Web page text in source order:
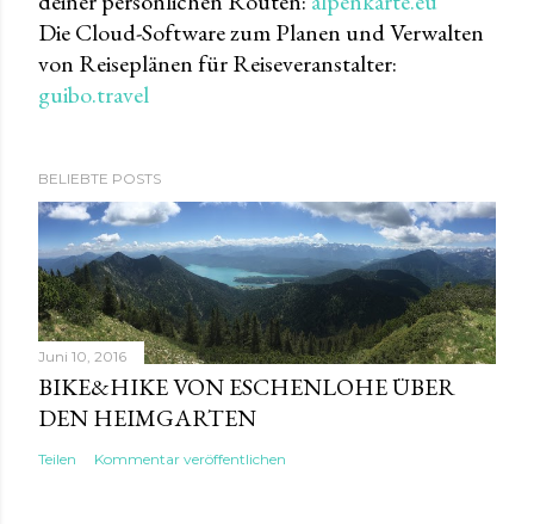
Die Cloud-Software zum Planen und Verwalten
von Reiseplänen für Reiseveranstalter:
guibo.travel
BELIEBTE POSTS
Juni 10, 2016
BIKE&HIKE VON ESCHENLOHE ÜBER
DEN HEIMGARTEN
Teilen Kommentar veröffentlichen